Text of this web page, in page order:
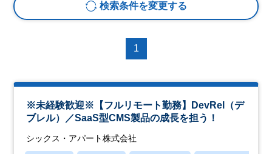
検索条件を変更する
1
※未経験歓迎※【フルリモート勤務】DevRel（デ
ブレル）／SaaS型CMS製品の成長を担う！
シックス・アパート株式会社